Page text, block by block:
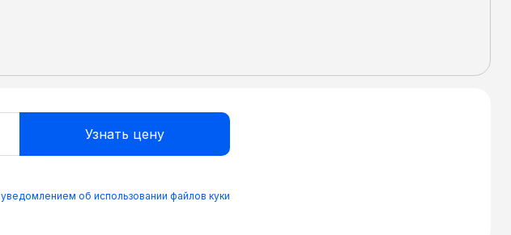
уведомлением об использовании файлов куки